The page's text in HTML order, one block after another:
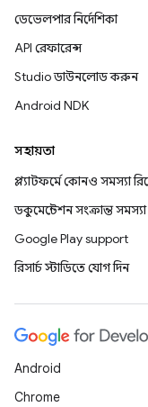
ডেভেলপার নির্দেশিকা
API রেফারেন্স
Studio ডাউনলোড করুন
Android NDK
সহায়তা
প্ল্যাটফর্মে কোনও সমস্যা
ডকুমেন্টেশন সংক্রান্ত
Google Play support
রিসার্চ স্টাডিতে যোগ দিন
Android
Chrome